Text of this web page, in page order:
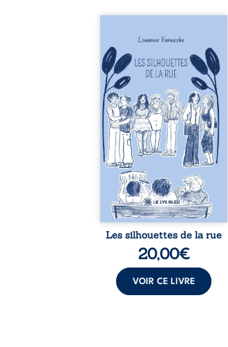
donne la parole à six
personnages ordinaires,
traversés par des pensées,
des émotions et des silences
qui pourraient appartenir à
chacun de nous. À travers
leurs parcours, ce roman
invite à porter un regard
différent sur celles et ceux
qui nous entourent, à deviner
ce qui se cache derrière les
apparences et à s’ouvrir au
fourmillement sensible de
notre ...
Les silhouettes de la rue
20,00€
VOIR CE LIVRE